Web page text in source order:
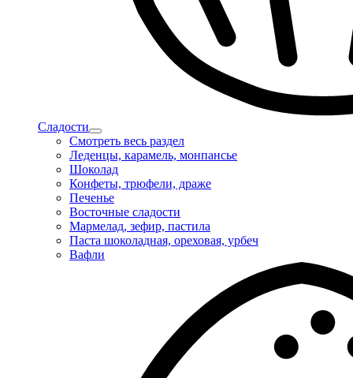
Сладости
Смотреть весь раздел
Леденцы, карамель, монпансье
Шоколад
Конфеты, трюфели, драже
Печенье
Восточные сладости
Мармелад, зефир, пастила
Паста шоколадная, ореховая, урбеч
Вафли